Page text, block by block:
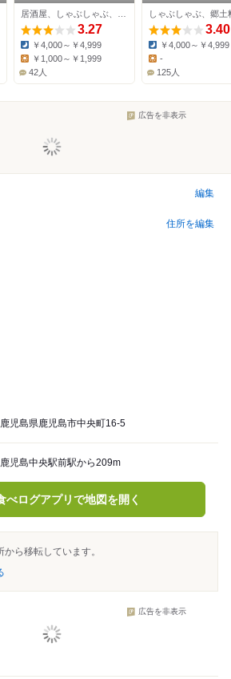
3.27
Dinner:
￥4,000～￥4,999
Lunch:
￥1,000～￥1,999
42人
3.40
Dinner:
￥4,000～￥4,999
-
125人
広告を非表示
編集
住所を編集
鹿児島県鹿児島市中央町16-5
鹿児島中央駅前駅から209m
べログアプリで地図を開く
ら移転しています。
広告を非表示